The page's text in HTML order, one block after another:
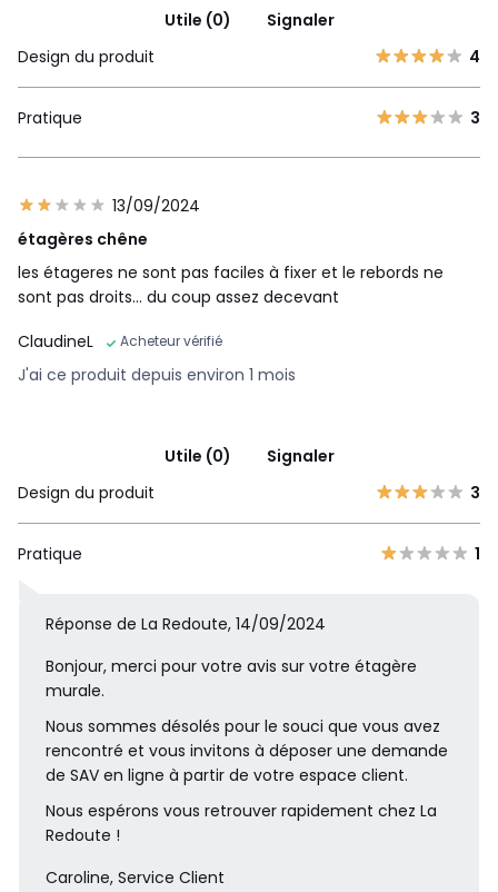
Utile (0)
Signaler
Design du produit
4
Pratique 3
13/09/2024
étagères chêne
les étageres ne sont pas faciles à fixer et le rebords ne
sont pas droits... du coup assez decevant
ClaudineL
Acheteur vérifié
J'ai ce produit depuis environ 1 mois
Utile (0)
Signaler
Design du produit
3
Pratique 1
Réponse de La Redoute, 14/09/2024
Bonjour, merci pour votre avis sur votre étagère
murale.
Nous sommes désolés pour le souci que vous avez
rencontré et vous invitons à déposer une demande
de SAV en ligne à partir de votre espace client.
Nous espérons vous retrouver rapidement chez La
Redoute !
Caroline, Service Client